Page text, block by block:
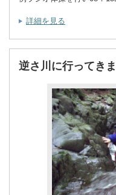
詳細を見る
逆さ川に行ってきま